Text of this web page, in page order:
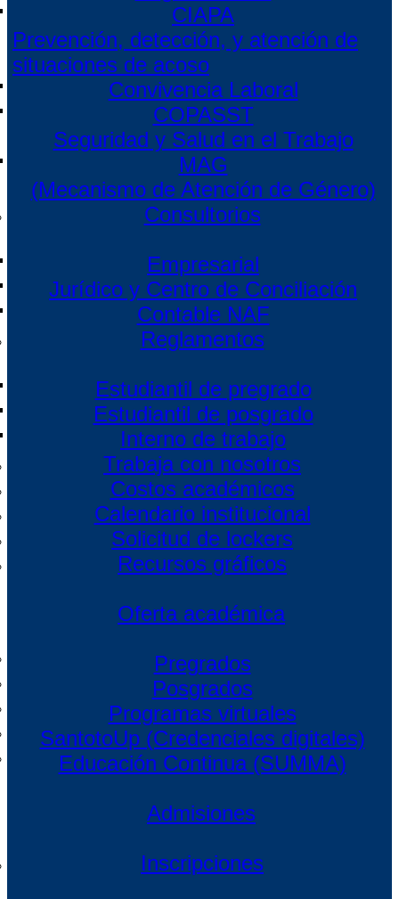
CIAPA
Prevención, detección, y atención de
situaciones de acoso
Convivencia Laboral
COPASST
Seguridad y Salud en el Trabajo
MAG
(Mecanismo de Atención de Género)
Consultorios
Empresarial
Jurídico y Centro de Conciliación
Contable NAF
Reglamentos
Estudiantil de pregrado
Estudiantil de posgrado
Interno de trabajo
Trabaja con nosotros
Costos académicos
Calendario institucional
Solicitud de lockers
Recursos gráficos
Oferta académica
Pregrados
Posgrados
Programas virtuales
SantotoUp (Credenciales digitales)
Educación Continua (SUMMA)
Admisiones
Inscripciones